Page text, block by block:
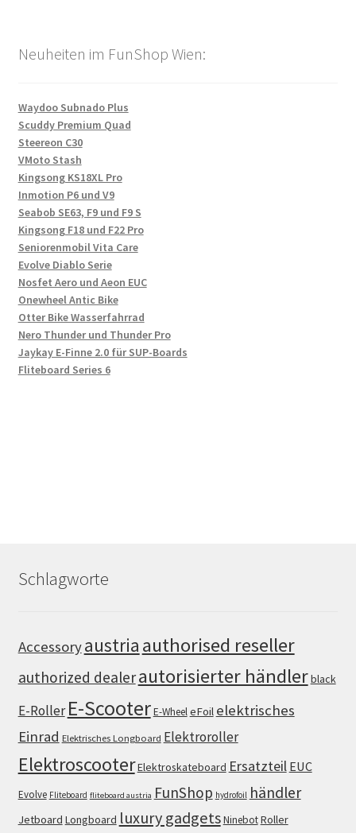
Neuheiten im FunShop Wien:
Waydoo Subnado Plus
Scuddy Premium Quad
Steereon C30
VMoto Stash
Kingsong KS18XL Pro
Inmotion P6 und V9
Seabob SE63, F9 und F9 S
Kingsong F18 und F22 Pro
Seniorenmobil Vita Care
Evolve Diablo Serie
Nosfet Aero und Aeon EUC
Onewheel Antic Bike
Otter Bike Wasserfahrrad
Nero Thunder und Thunder Pro
Jaykay E-Finne 2.0 für SUP-Boards
Fliteboard Series 6
Schlagworte
Accessoryaustria authorised reseller
authorized dealerautorisierter händlerblack
E-Roller E-ScooterE-WheeleFoil elektrisches
Einrad Elektrisches Longboard Elektroroller
ElektroscooterElektroskateboard Ersatzteil EUC
Evolve Fliteboard fliteboard austria FunShop hydrofoil händler
Jetboard Longboard luxury gadgetsNinebotRoller